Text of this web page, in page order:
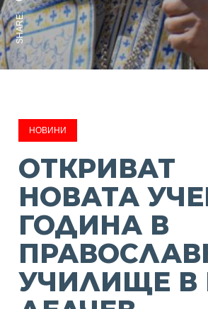
SHARE:
НОВИНИ
ОТКРИВАТ
НОВАТА
ГОДИНА В
УЧИЛИЩЕ В